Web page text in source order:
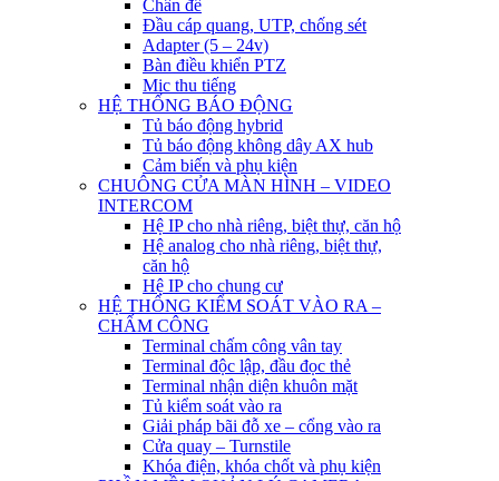
Chân đế
Đầu cáp quang, UTP, chống sét
Adapter (5 – 24v)
Bàn điều khiển PTZ
Mic thu tiếng
HỆ THỐNG BÁO ĐỘNG
Tủ báo động hybrid
Tủ báo động không dây AX hub
Cảm biến và phụ kiện
CHUÔNG CỬA MÀN HÌNH – VIDEO
INTERCOM
Hệ IP cho nhà riêng, biệt thự, căn hộ
Hệ analog cho nhà riêng, biệt thự,
căn hộ
Hệ IP cho chung cư
HỆ THỐNG KIỂM SOÁT VÀO RA –
CHẤM CÔNG
Terminal chấm công vân tay
Terminal độc lập, đầu đọc thẻ
Terminal nhận diện khuôn mặt
Tủ kiểm soát vào ra
Giải pháp bãi đỗ xe – cổng vào ra
Cửa quay – Turnstile
Khóa điện, khóa chốt và phụ kiện